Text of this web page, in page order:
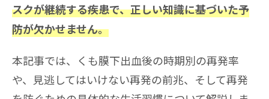
スクが継続する疾患で、正しい知識に基づいた予
防が欠かせません。
本記事では、くも膜下出血後の時期別の再発率
や、見逃してはいけない再発の前兆、そして再発